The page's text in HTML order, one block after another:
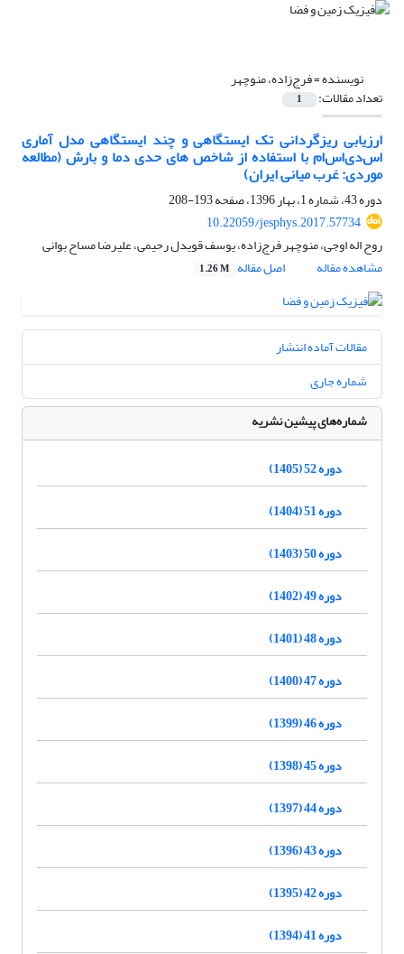
نویسنده =فرج‌زاده، منوچهر
تعداد مقالات: 1
ارزیابی ریزگردانی تک ایستگاهی و چند ایستگاهی مدل آماری
اس‌دی‌اس‌ام با استفاده از شاخص های حدی دما و بارش (مطالعه
موردی: غرب میانی ایران)
دوره 43، شماره 1، بهار 1396، صفحه
193-208
10.22059/jesphys.2017.57734
روح اله اوجی، منوچهر فرج‌زاده، یوسف قویدل رحیمی، علیرضا مساح بوانی
مشاهده مقاله
اصل مقاله 1.26 M
مقالات آماده انتشار
شماره جاری
شماره‌های پیشین نشریه
دوره 52 (1405)
دوره 51 (1404)
دوره 50 (1403)
دوره 49 (1402)
دوره 48 (1401)
دوره 47 (1400)
دوره 46 (1399)
دوره 45 (1398)
دوره 44 (1397)
دوره 43 (1396)
دوره 42 (1395)
دوره 41 (1394)